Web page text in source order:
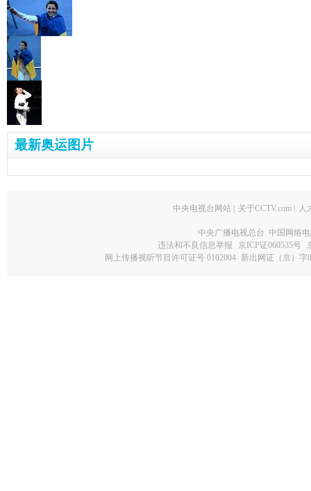
最新奥运图片
中央电视台网站 关于CCTV.com 人
中央广播电视总台 中国网络
违法和不良信息举报
京ICP证060535号
网上传播视听节目许可证号 0102004 新出网证（京）